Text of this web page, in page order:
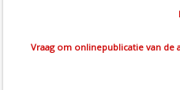
Vraag om onlinepublicatie van